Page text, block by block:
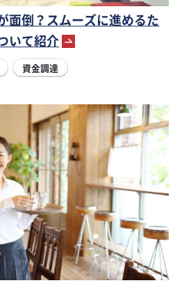
面倒？スムーズに進めるた
いて紹介
資金調達